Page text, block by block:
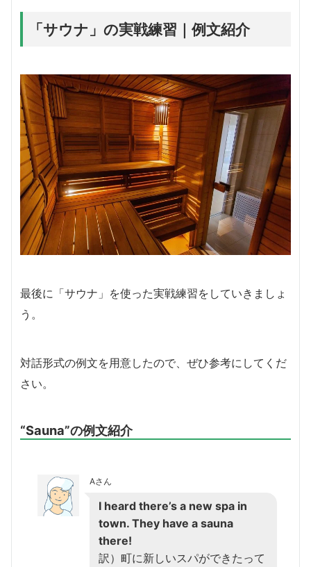
「サウナ」の実戦練習｜例文紹介
最後に「サウナ」を使った実戦練習をしていきましょ
う。
対話形式の例文を用意したので、ぜひ参考にしてくだ
さい。
“Sauna”の例文紹介
Aさん
I heard there’s a new spa in
town. They have a sauna
there!
訳）町に新しいスパができたって